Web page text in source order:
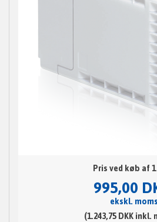
Pris ved køb af
995,00
ekskl. moms
(1.243,75 DKK inkl.